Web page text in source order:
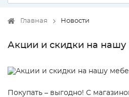
Главная Новости
Акции и скидки на нашу
Покупать – выгодно! С